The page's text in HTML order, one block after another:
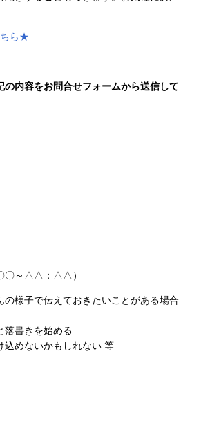
ちら★
の内容をお問合せフォームから送信して
〇～△△：△△）
様子で伝えておきたいことがある場合
落書きを始める
込めないかもしれない 等